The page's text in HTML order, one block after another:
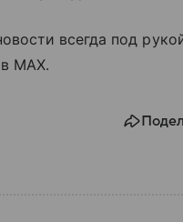
всегда под
MAX.